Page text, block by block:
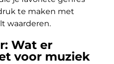
te maken met
waarderen.
Wat er
voor muziek